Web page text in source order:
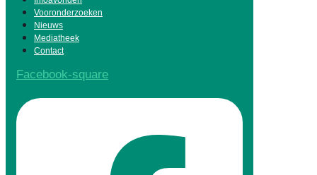
Vooronderzoeken
Nieuws
Mediatheek
Contact
Facebook-square